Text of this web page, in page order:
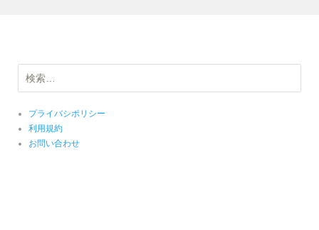
索:
プライバシポリシー
利用規約
お問い合わせ